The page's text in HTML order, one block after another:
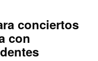
conciertos
con